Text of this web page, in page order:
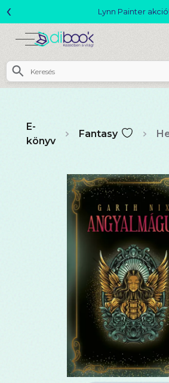
Megjelent! L. J. Shen: Legvadabb
‹
E-
könyv
Fantasy